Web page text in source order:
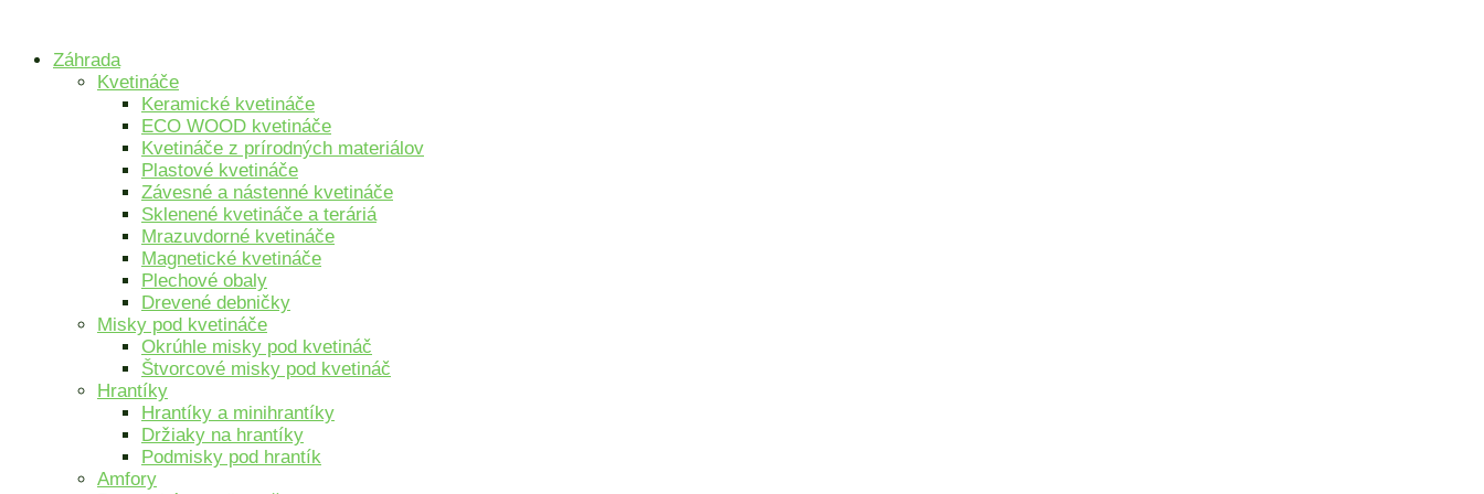
obsahZáhrada
Kvetináče
Keramické kvetináče
ECO WOOD kvetináče
Kvetináče z prírodných materiálov
Plastové kvetináče
Závesné a nástenné kvetináče
Sklenené kvetináče a teráriá
Mrazuvdorné kvetináče
Magnetické kvetináče
Plechové obaly
Drevené debničky
Misky pod kvetináče
Okrúhle misky pod kvetináč
Štvorcové misky pod kvetináč
Hrantíky
Hrantíky a minihrantíky
Držiaky na hrantíky
Podmisky pod hrantík
Amfory